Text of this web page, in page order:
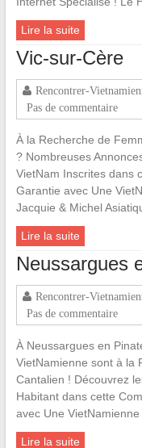
Lire la suite
Vic-sur-Cère
Rencontrer-
Pas de commentaire
À la Recherche de
? Nombreuses
VietNam Inscrites dans
Garantie avec Une
Jacquie & Michel
Lire la suite
Neussargues
Rencontrer-
Pas de commentaire
À Neussargues en
VietNamienne sont à la
Cantalien ! Découvrez
Habitant dans cette
avec Une
Lire la suite